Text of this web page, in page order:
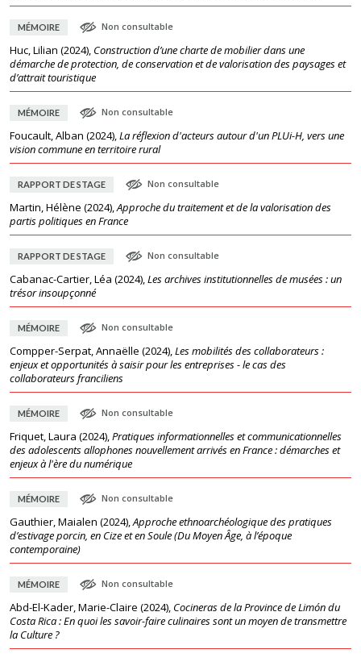
MÉMOIRE Non consultable
Huc, Lilian (2024), Construction d’une charte de mobilier dans une
démarche de protection, de conservation et de valorisation des paysages et
d’attrait touristique
MÉMOIRE Non consultable
Foucault, Alban (2024),La réflexion d'acteurs autour d'un PLUi-H, vers une
vision commune en territoire rural
RAPPORT DE STAGE Non consultable
Martin, Hélène (2024),Approche du traitement et de la valorisation des
partis politiques en France
RAPPORT DE STAGE Non consultable
Cabanac-Cartier, Léa (2024),Les archives institutionnelles de musées : un
trésor insoupçonné
MÉMOIRE Non consultable
Compper-Serpat, Annaëlle (2024),Les mobilités des collaborateurs :
enjeux et opportunités à saisir pour les entreprises - le cas des
collaborateurs franciliens
MÉMOIRE Non consultable
Friquet, Laura (2024),Pratiques informationnelles et communicationnelles
des adolescents allophones nouvellement arrivés en France : démarches et
enjeux à l'ère du numérique
MÉMOIRE Non consultable
Gauthier, Maialen (2024),Approche ethnoarchéologique des pratiques
d’estivage porcin, en Cize et en Soule (Du Moyen Âge, à l’époque
contemporaine)
MÉMOIRE Non consultable
Abd-El-Kader, Marie-Claire (2024), Cocineras de la Province de Limón du
Costa Rica : En quoi les savoir-faire culinaires sont un moyen de transmettre
la Culture ?